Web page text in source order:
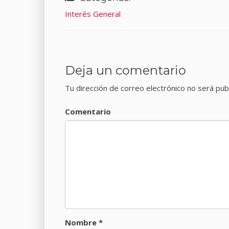
Interés General
Deja un comentario
Tu dirección de correo electrónico no será
Comentario
Nombre *